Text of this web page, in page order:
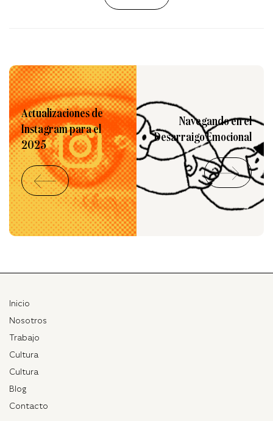
Actualizaciones de
Instagram para el
2025
Navegando en el
Desarraigo Emocional
Inicio
Nosotros
Trabajo
Cultura
Cultura
Blog
Contacto